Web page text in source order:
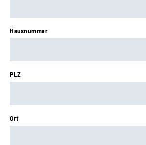
Hausnummer
PLZ
Ort